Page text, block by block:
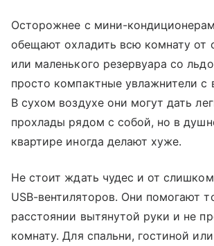
Осторожнее с мини-
обещают охладить всю комнату от
или маленького резервуара со
просто компактные увлажнители с
В сухом воздухе они могут дать
прохлады рядом с собой, но в
квартире иногда делают хуже.
Не стоит ждать чудес и от
USB-вентиляторов. Они помогают
расстоянии вытянутой руки и не
комнату. Для спальни, гостиной